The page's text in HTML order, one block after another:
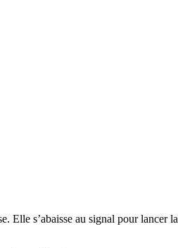
Elle s’abaisse au signal pour lancer la